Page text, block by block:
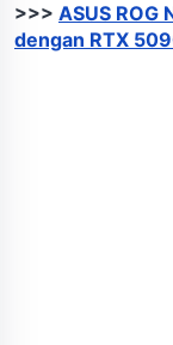
>>> ASUS ROG
dengan RTX